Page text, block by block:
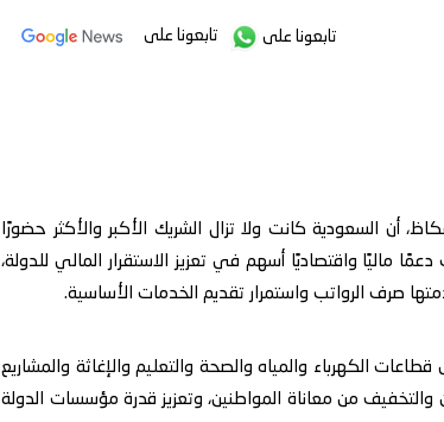
تابعونا على تابعونا على
أن السعودية كانت ولا تزال الشريك الأكبر والأكثر حضورًا
ماليًا واقتصاديًا أسهم في تعزيز الاستقرار المالي للدولة،
صرف الرواتب واستمرار تقديم الخدمات الأساسية.
الكهرباء والمياه والصحة والتعليم والإغاثة والمشاريع
من معاناة المواطنين، وتعزيز قدرة مؤسسات الدولة